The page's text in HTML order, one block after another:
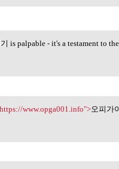
is palpable - it's a testament to
https://www.opga001.info">오피가